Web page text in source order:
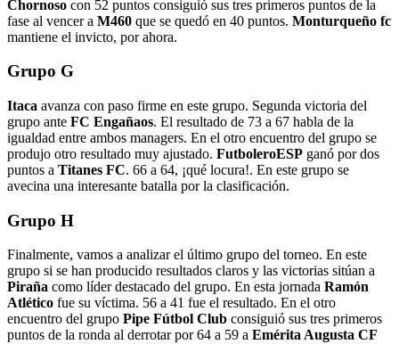
Chornoso con 52 puntos consiguió sus tres primeros puntos de la
fase al vencer a M460 que se quedó en 40 puntos. Monturqueño fc
mantiene el invicto, por ahora.
Grupo G
Itaca avanza con paso firme en este grupo. Segunda victoria del
grupo ante FC Engañaos. El resultado de 73 a 67 habla de la
igualdad entre ambos managers. En el otro encuentro del grupo se
produjo otro resultado muy ajustado. FutboleroESP ganó por dos
puntos a Titanes FC. 66 a 64, ¡qué locura!. En este grupo se
avecina una interesante batalla por la clasificación.
Grupo H
Finalmente, vamos a analizar el último grupo del torneo. En este
grupo si se han producido resultados claros y las victorias sitúan a
Piraña como líder destacado del grupo. En esta jornada Ramón
Atlético fue su víctima. 56 a 41 fue el resultado. En el otro
encuentro del grupo Pipe Fútbol Club consiguió sus tres primeros
puntos de la ronda al derrotar por 64 a 59 a Emérita Augusta CF